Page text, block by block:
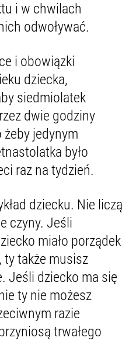
i w chwilach
odwoływać.
i obowiązki
dziecka,
siedmiolatek
dwie godziny
żeby jedynym
było
raz na tydzień.
dziecku. Nie liczą
czyny. Jeśli
miało porządek
także musisz
Jeśli dziecko ma się
ty nie możesz
razie
trwałego